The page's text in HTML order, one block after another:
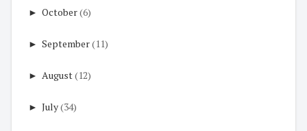
► October(6)
► September(11)
► August(12)
► July(34)